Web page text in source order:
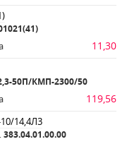
11,30
50П/КМП-2300/50
119,56
14,4Л3
383.04.01.00.00